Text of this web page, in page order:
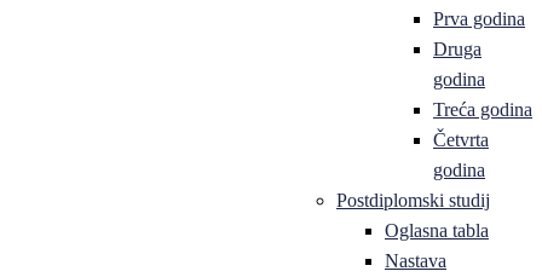
Prva godina
Druga
godina
Treća godina
Četvrta
godina
Postdiplomski studij
Oglasna tabla
Nastava